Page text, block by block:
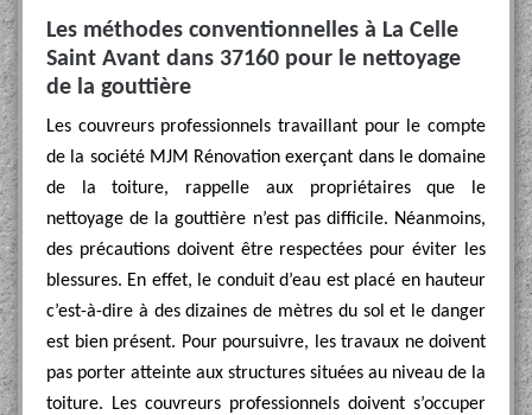
Les méthodes conventionnelles à La Celle
Saint Avant dans 37160 pour le nettoyage
de la gouttière
Les couvreurs professionnels travaillant pour le compte
de la société MJM Rénovation exerçant dans le domaine
de la toiture, rappelle aux propriétaires que le
nettoyage de la gouttière n’est pas difficile. Néanmoins,
des précautions doivent être respectées pour éviter les
blessures. En effet, le conduit d’eau est placé en hauteur
c’est-à-dire à des dizaines de mètres du sol et le danger
est bien présent. Pour poursuivre, les travaux ne doivent
pas porter atteinte aux structures situées au niveau de la
toiture. Les couvreurs professionnels doivent s’occuper